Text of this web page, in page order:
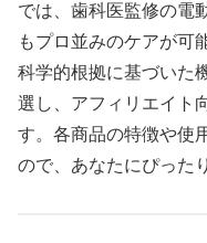
では、歯科医監修の電
もプロ並みのケアが可
科学的根拠に基づいた
選し、アフィリエイト
す。各商品の特徴や使
ので、あなたにぴった